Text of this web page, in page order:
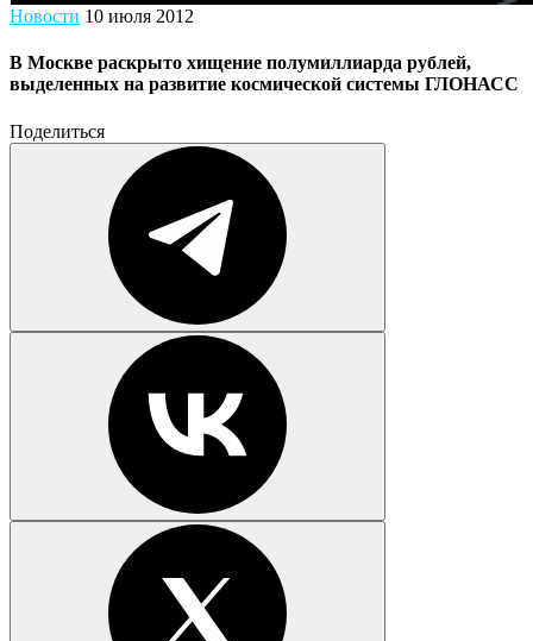
Новости 10 июля 2012
В Москве раскрыто хищение полумиллиарда рублей,
выделенных на развитие космической системы ГЛОНАСС
Поделиться